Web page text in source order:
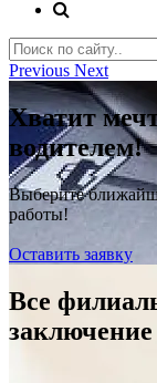
Previous Next
Хватит
водителем!
Выберите
работы!
Оставить заявку
Все